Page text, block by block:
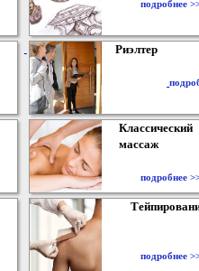
подробнее
Риэлтер
Классический
массаж
подробнее
подробнее